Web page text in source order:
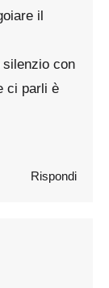
il
con
ci parli è
Rispondi